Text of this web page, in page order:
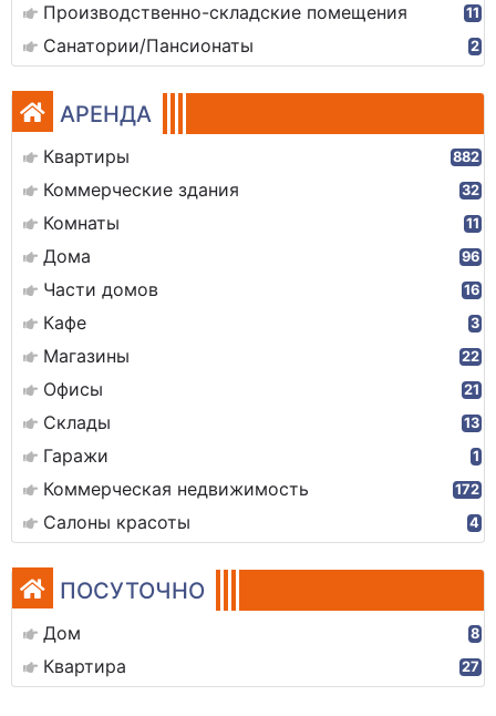
Производственно-складские помещения 11
Санатории/Пансионаты 2
АРЕНДА
Квартиры 882
Коммерческие здания 32
Комнаты 11
Дома 96
Части домов 16
Кафе 3
Магазины 22
Офисы 21
Склады 13
Гаражи 1
Коммерческая недвижимость 172
Салоны красоты 4
ПОСУТОЧНО
Дом 8
Квартира 27